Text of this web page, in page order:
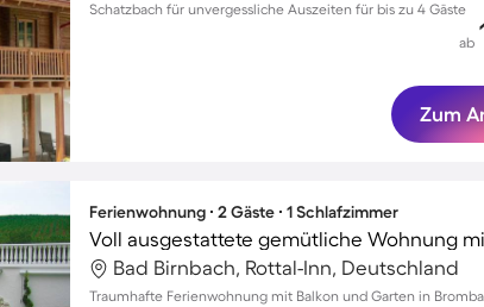
Schatzbach für unvergessliche Auszeiten für bis zu 4 Gäste
ab
Zum
Ferienwohnung ∙ 2 Gäste ∙ 1 Schlafzimmer
Bad Birnbach, Rottal-Inn, Deutschland
Traumhafte Ferienwohnung mit Balkon und Garten in